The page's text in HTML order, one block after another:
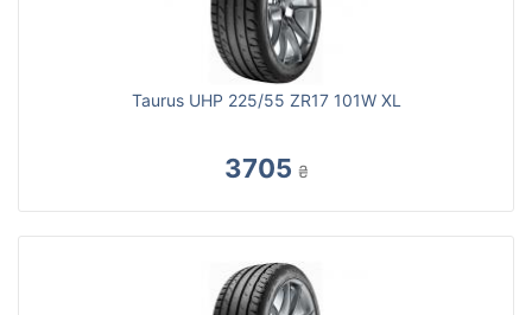
Taurus UHP 225/55 ZR17 101W XL
3705 ₴